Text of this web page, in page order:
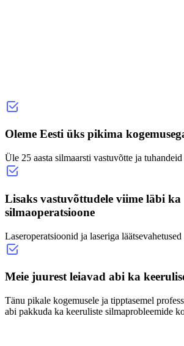
Oleme Eesti üks pikima
Üle 25 aasta silmaarsti vastuvõtte ja
Lisaks vastuvõttudele viime läbi ka
silmaoperatsioone
Laseroperatsioonid ja laseriga läätsevahetused
Meie juurest leiavad abi ka
Tänu pikale kogemusele ja tipptasemel
abi pakkuda ka keeruliste silmaprobleemide